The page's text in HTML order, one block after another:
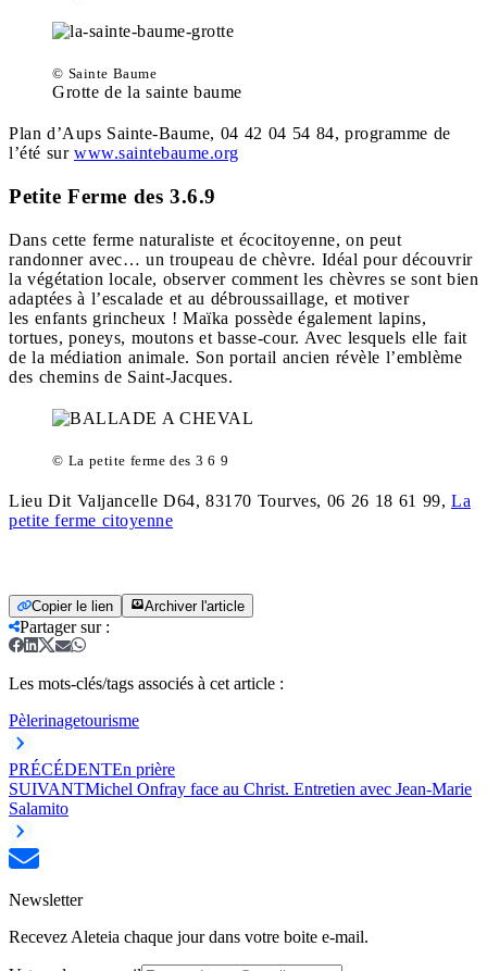
© Sainte Baume
Grotte de la sainte baume
Plan d’Aups Sainte-Baume, 04 42 04 54 84, programme de
l’été sur www.saintebaume.org
Petite Ferme des 3.6.9
Dans cette ferme naturaliste et écocitoyenne, on peut
randonner avec… un troupeau de chèvre. Idéal pour découvrir
la végétation locale‬‬, observer comment les chèvres se sont bien
adaptées à l’escalade et au débroussaillage, et motiver
les enfants grincheux ! Maïka possède également lapins,
tortues, poneys, moutons et basse-cour. Avec lesquels elle fait
de la médiation animale. Son portail ancien révèle l’emblème
des chemins de Saint-Jacques.
© La petite ferme des 3 6 9
Lieu Dit Valjancelle D64, 83170 Tourves, 06 26 18 61 99, La
petite ferme citoyenne
Copier le lien Archiver l'article
Partager sur:
Les mots-clés/tags associés à cet article :
Pèlerinagetourisme
PRÉCÉDENTEn prière
SUIVANTMichel Onfray face au Christ. Entretien avec Jean-Marie
Salamito
Newsletter
Recevez Aleteia chaque jour dans votre boite e-mail.